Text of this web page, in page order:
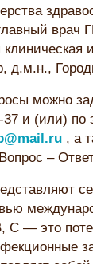
врач
д.м.н.,
можно
и (или) по
, а
–
С — это